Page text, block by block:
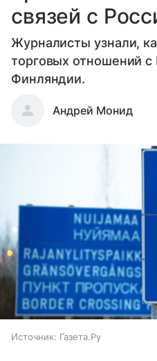
связей с
Журналисты узнали,
торговых отношений с
Финляндии.
Андрей Монид
Источник: Газета.Ру